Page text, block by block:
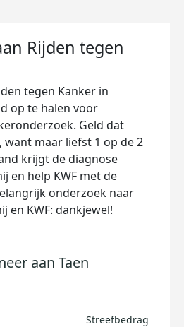
Rijden tegen
tegen Kanker in
op te halen voor
Geld dat
want maar liefst 1 op de 2
krijgt de diagnose
en help KWF met de
onderzoek naar
en KWF: dankjewel!
aan Taen
Streefbedrag